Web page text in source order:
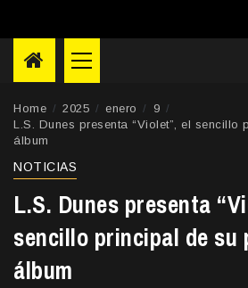
Primary
Menu
Home 2025 enero
9
L.S. Dunes presenta “Violet”, el sencillo
álbum
NOTICIAS
L.S. Dunes presenta
sencillo principal de su
álbum